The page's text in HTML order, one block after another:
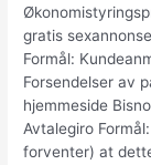
gratis
Formål:
Forsendelser av
hjemmeside
Avtalegiro
forventer) at